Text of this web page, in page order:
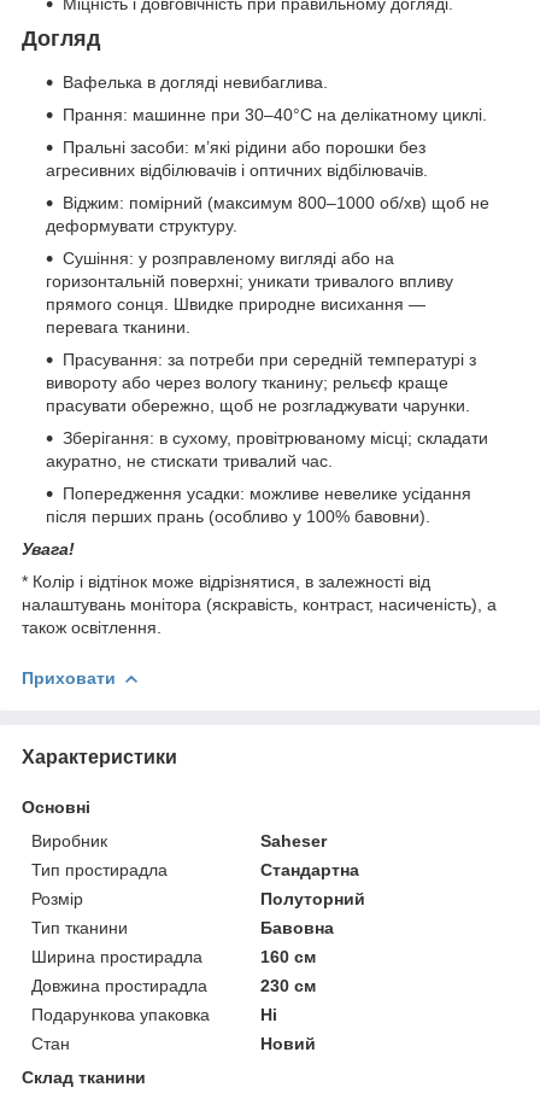
Міцність і довговічність при правильному догляді.
Догляд
Вафелька в догляді невибаглива.
Прання: машинне при 30–40°C на делікатному циклі.
Пральні засоби: м’які рідини або порошки без
агресивних відбілювачів і оптичних відбілювачів.
Віджим: помірний (максимум 800–1000 об/хв) щоб не
деформувати структуру.
Сушіння: у розправленому вигляді або на
горизонтальній поверхні; уникати тривалого впливу
прямого сонця. Швидке природне висихання —
перевага тканини.
Прасування: за потреби при середній температурі з
вивороту або через вологу тканину; рельєф краще
прасувати обережно, щоб не розгладжувати чарунки.
Зберігання: в сухому, провітрюваному місці; складати
акуратно, не стискати тривалий час.
Попередження усадки: можливе невелике усідання
після перших прань (особливо у 100% бавовни).
Увага!
* Колір і відтінок може відрізнятися, в залежності від
налаштувань монітора (яскравість, контраст, насиченість), а
також освітлення.
Приховати
Характеристики
Основні
Виробник
Saheser
Тип простирадла
Стандартна
Розмір
Полуторний
Тип тканини
Бавовна
Ширина простирадла
160 см
Довжина простирадла
230 см
Подарункова упаковка
Ні
Стан
Новий
Склад тканини